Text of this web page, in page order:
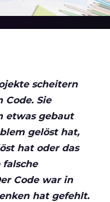
scheitern
Sie
etwas gebaut
gelöst hat,
hat oder das
Code war in
hat gefehlt.